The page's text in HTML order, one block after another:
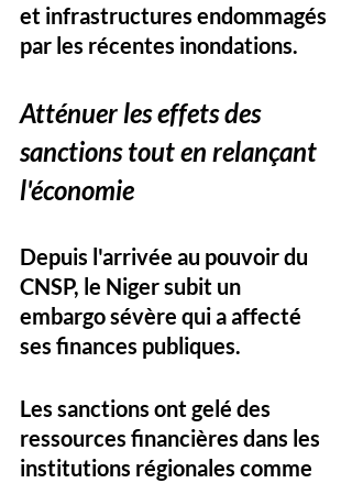
et infrastructures endommagés
par les récentes inondations.
Atténuer les effets des
sanctions tout en relançant
l'économie
Depuis l'arrivée au pouvoir du
CNSP, le Niger subit un
embargo sévère qui a affecté
ses finances publiques.
Les sanctions ont gelé des
ressources financières dans les
institutions régionales comme